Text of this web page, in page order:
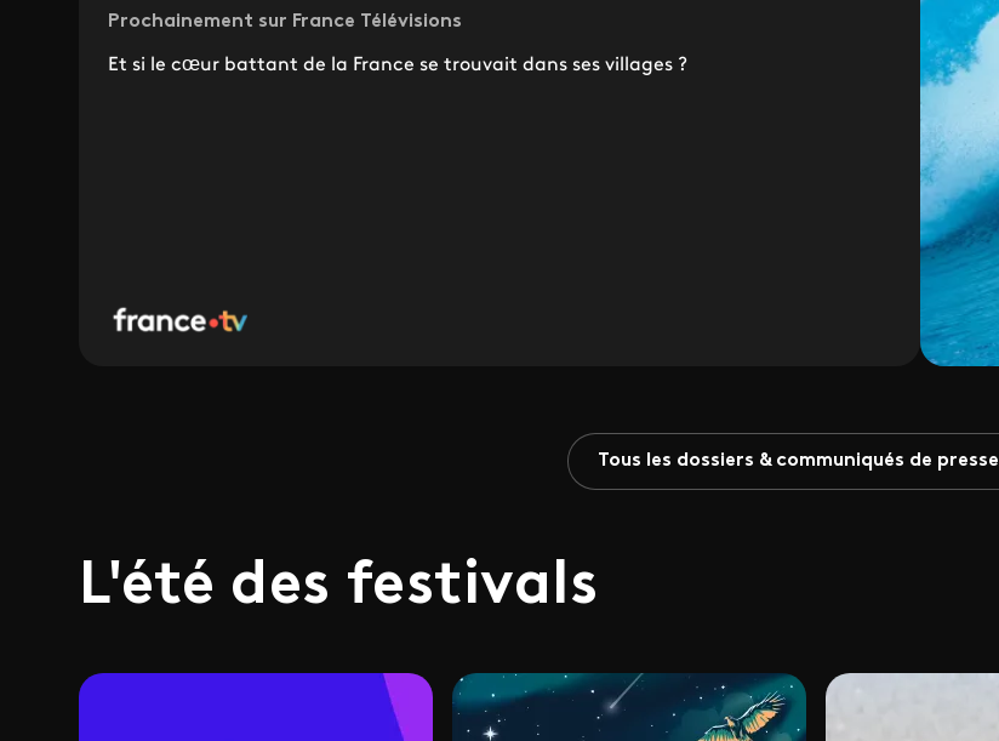
Prochainement sur France Télévisions
Et si le cœur battant de la France se trouvait dans ses villages ?
Tous les dossiers & communiqués de presse
L'été des festivals